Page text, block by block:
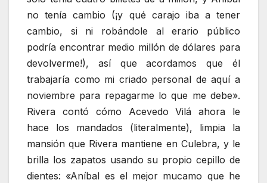
no tenía cambio (¡y qué carajo iba a tener
cambio, si ni robándole al erario público
podría encontrar medio millón de dólares para
devolverme!), así que acordamos que él
trabajaría como mi criado personal de aquí a
noviembre para repagarme lo que me debe».
Rivera contó cómo Acevedo Vilá ahora le
hace los mandados (literalmente), limpia la
mansión que Rivera mantiene en Culebra, y le
brilla los zapatos usando su propio cepillo de
dientes: «Aníbal es el mejor mucamo que he